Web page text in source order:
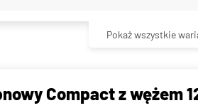
Pokaż wszystkie
Compact z wężem